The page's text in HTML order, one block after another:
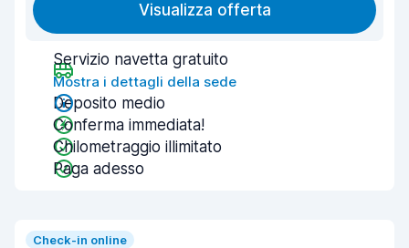
Visualizza offerta
Servizio navetta gratuito
Mostra i dettagli della sede
Deposito medio
Conferma immediata!
Chilometraggio illimitato
Paga adesso
Check-in online